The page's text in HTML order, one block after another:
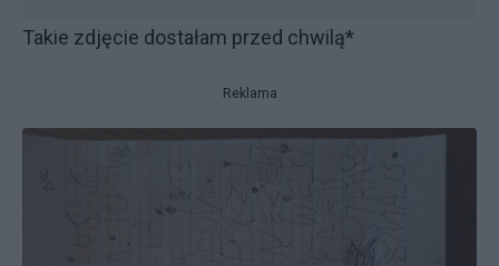
Takie zdjęcie dostałam przed chwilą*
Reklama